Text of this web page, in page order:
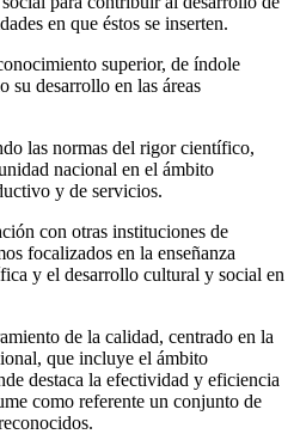
en que éstos se inserten.
superior, de índole
su desarrollo en las áreas
las normas del rigor científico,
nacional en el ámbito
y de servicios.
con otras instituciones de
focalizados en la enseñanza
y el desarrollo cultural y social en
de la calidad, centrado en la
que incluye el ámbito
destaca la efectividad y eficiencia
como referente un conjunto de